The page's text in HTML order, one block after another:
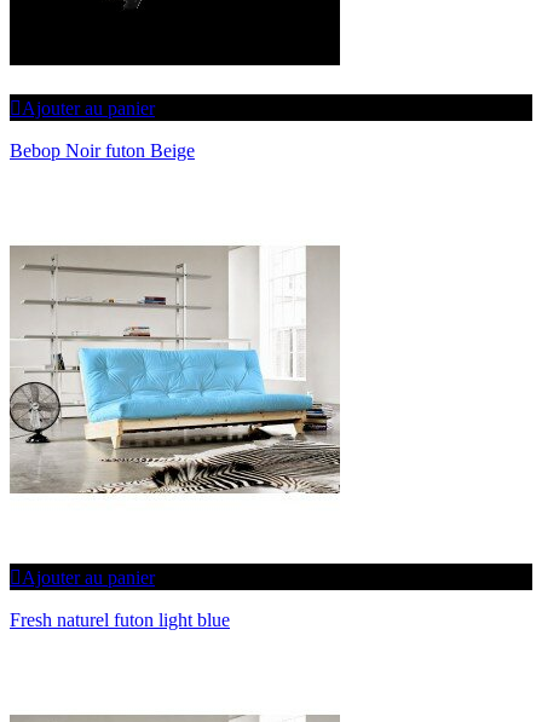
CONNEXION
Ajouter au panier
Bebop Noir futon Beige
Ajouter au panier
Fresh naturel futon light blue